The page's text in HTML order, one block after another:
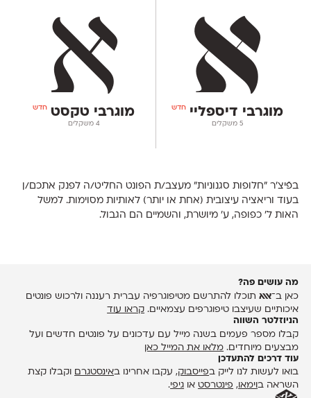
מוגרבי דיספליי חדש
‫5 משקלים
מוגרבי טקסט חדש
‫4 משקלים
בפֿיצ׳ר ״חלופות סגנוניות״ מעצב/ת הפונט החליט/ה לפנק אתכם/ן
בעוד וריאציה עיצובית (אחת או יותר) לאותיות מסוימות. למשל
האות ל' כפופה, ע' מיושרת, והשמיים הם הגבול.
מה עושים פה?
כאן ב־אאאתוכלו להתרשם מטיפוגרפיה עברית רעננה ולרכוש פונטים
איכותיים שעיצבו טיפוגרפים עצמאיים. קראו עוד
הניוזלטר השווה
קבלו מספר פעמים בשנה מייל עם עדכונים על פונטים חדשים ועל
מבצעים מיוחדים. מלאו את המייל כאן
עוד דרכים להתעדכן
בואו לעשות לנו לייק בפייסבוק, עקבו אחרינו באינסטגרם
וקבלו קצת
השראה בוימאו , פינטרסטאו גיפי.